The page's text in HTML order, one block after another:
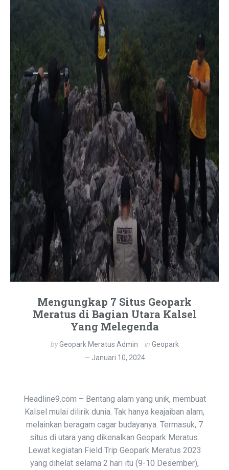
Mengungkap 7 Situs Geopark
Meratus di Bagian Utara Kalsel
Yang Melegenda
byGeopark Meratus Admin in Geopark
Januari 10, 2024
Headline9.com – Bentang alam yang unik, membuat
Kalsel mulai dilirik dunia. Tak hanya keajaiban alam,
melainkan beragam cagar budayanya. Termasuk, 7
situs di utara yang dikenalkan Geopark Meratus.
Lewat kegiatan Field Trip Geopark Meratus 2023
yang dihelat selama 2 hari itu (9-10 Desember),